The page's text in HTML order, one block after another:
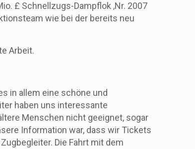
£ Schnellzugs-Dampflok ‚Nr. 2007
wie bei der bereits neu
Arbeit.
in allem eine schöne und
haben uns interessante
Menschen nicht geeignet, sogar
Information war, dass wir Tickets
Die Fahrt mit dem